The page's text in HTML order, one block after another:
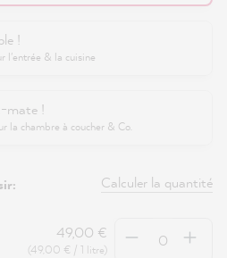
!
l'entrée & la cuisine
mate !
la chambre à coucher & Co.
Calculer la quantité
49,00 €
(49,00 € / 1 litre)